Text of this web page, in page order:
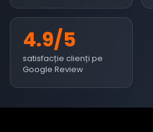
4.9/5
satisfacție clienți pe
Google Review